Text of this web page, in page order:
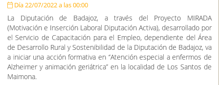
Día 22/07/2022 a las 00:00
La Diputación de Badajoz, a través del Proyecto MIRADA
(Motivación e Inserción Laboral Diputación Activa), desarrollado por
el Servicio de Capacitación para el Empleo, dependiente del Área
de Desarrollo Rural y Sostenibilidad de la Diputación de Badajoz, va
a iniciar una acción formativa en ‘’Atención especial a enfermos de
Alzheimer y animación geriátrica’’ en la localidad de Los Santos de
Maimona.